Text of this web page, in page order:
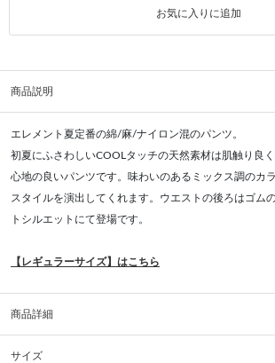
お気に入りに追加
商品説明
エレメント夏定番の綿/麻/ナイロン混のパンツ。
初夏にふさわしいCOOLタッチの天然素材は肌触り良
心地の良いパンツです。味わいのあるミックス調のカ
スタイルを演出してくれます。ウエストの後ろはゴム
トシルエットにて登場です。
【レギュラーサイズ】はこちら
商品詳細
サイズ